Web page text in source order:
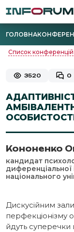
ГОЛОВНА
Список конференцій
3520 0
Кононенко
кандидат
диференціальної
національного
Дискусійним
перфекціонізму
йдуть